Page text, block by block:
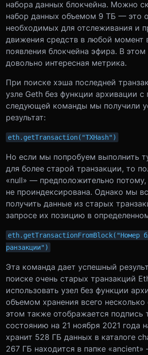
набора данных блокчейна. Можно
набор данных объемом 9 ТБ — это
необходимых для отслеживания и
движения средств в любой момент
появления блокчейна эфира. В
довольно интересная метрика.
При поиске хэша последней
узле Geth без функции архивации
следующей команды мы получили
результат:
eth.getTransaction("TXHash")
Но если мы попробуем выполнить
для более старой транзакции, то
«null» — предположительно потому,
не проиндексирована. Однако мы
получить данные из старых
запросе их позицию в
eth.getTransactionFromBlock("Номер
ранзакции")
Эта команда дает успешный
поиске очень старых транзакций
использовать узел без функции
объемом хранения всего
этом также отображается подпись
состоянию на 21 ноября 2021 года
хранит 528 ГБ данных в каталоге
267 ГБ находится в папке